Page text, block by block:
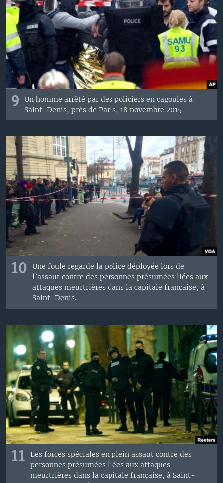
9
Un homme arrêté par des policiers en cagoules à
Saint-Denis, près de Paris, 18 novembre 2015
10
Une foule regarde la police déployée lors de
l’assaut contre des personnes présumées liées aux
attaques meurtrières dans la capitale française, à
Saint-Denis.
11
Les forces spéciales en plein assaut contre des
personnes présumées liées aux attaques
meurtrières dans la capitale française, à Saint-